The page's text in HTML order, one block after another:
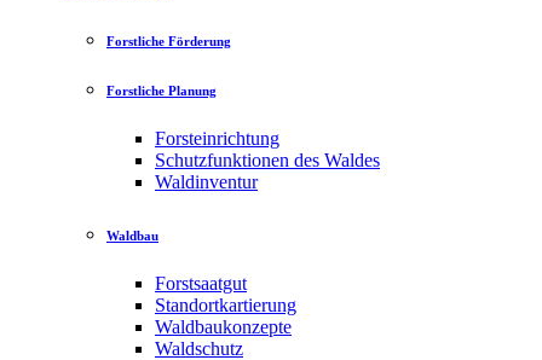
Forstliche Förderung
Forstliche Planung
Forsteinrichtung
Schutzfunktionen des Waldes
Waldinventur
Waldbau
Forstsaatgut
Standortkartierung
Waldbaukonzepte
Waldschutz